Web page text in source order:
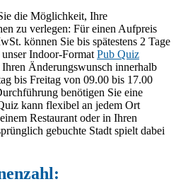
die Möglichkeit, Ihre
zu verlegen: Für einen Aufpreis
können Sie bis spätestens 2 Tage
Indoor-Format Pub Quiz
Änderungswunsch innerhalb
bis Freitag von 09.00 bis 17.00
benötigen Sie eine
kann flexibel an jedem Ort
Restaurant oder in Ihren
gebuchte Stadt spielt dabei